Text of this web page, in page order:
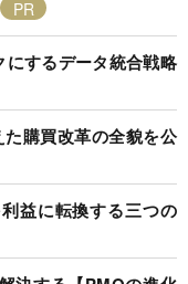
するデータ統合戦略
購買改革の全貌を公
益に転換する三つの